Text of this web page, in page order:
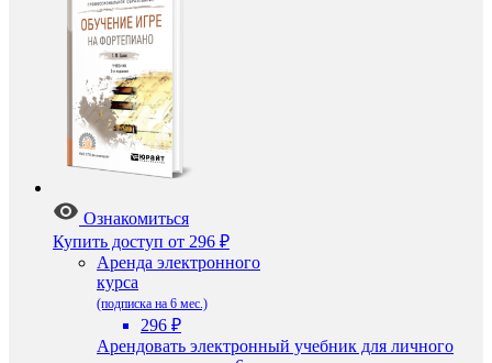
Ознакомиться
Купить доступ от 296 ₽
Аренда электронного
курса
(подписка на 6 мес.)
296 ₽
Арендовать электронный учебник для личного